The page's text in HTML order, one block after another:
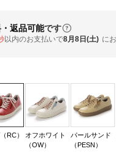
返品可能です
以内のお支払いで8月8日(土) に
RC）
オフホワイト
（OW）
パールサンド
（PESN）